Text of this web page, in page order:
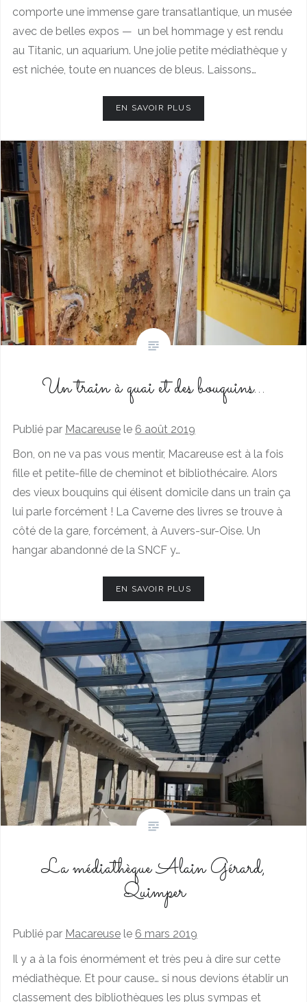
comporte une immense gare transatlantique, un musée
avec de belles expos — un bel hommage y est rendu
au Titanic, un aquarium. Une jolie petite médiathèque y
est nichée, toute en nuances de bleus. Laissons…
EN SAVOIR PLUS
Un train à quai et des bouquins…
Publié par Macareusele 6 août 2019
Bon, on ne va pas vous mentir, Macareuse est à la fois
fille et petite-fille de cheminot et bibliothécaire. Alors
des vieux bouquins qui élisent domicile dans un train ça
lui parle forcément ! La Caverne des livres se trouve à
côté de la gare, forcément, à Auvers-sur-Oise. Un
hangar abandonné de la SNCF y…
EN SAVOIR PLUS
La médiathèque Alain Gérard,
Quimper
Publié par Macareusele 6 mars 2019
Il y a à la fois énormément et très peu à dire sur cette
médiathèque. Et pour cause… si nous devions établir un
classement des bibliothèques les plus sympas et